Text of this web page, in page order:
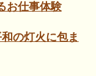
お仕事体験
の灯火に包ま